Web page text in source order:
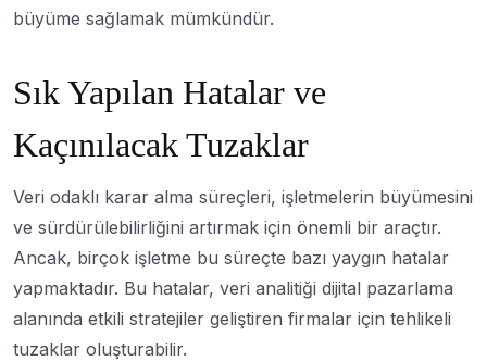
büyüme sağlamak mümkündür.
Sık Yapılan Hatalar ve
Kaçınılacak Tuzaklar
Veri odaklı karar alma süreçleri, işletmelerin büyümesini
ve sürdürülebilirliğini artırmak için önemli bir araçtır.
Ancak, birçok işletme bu süreçte bazı yaygın hatalar
yapmaktadır. Bu hatalar, veri analitiği dijital pazarlama
alanında etkili stratejiler geliştiren firmalar için tehlikeli
tuzaklar oluşturabilir.